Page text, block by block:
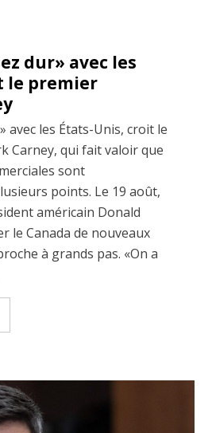
dur» avec les
le premier
avec les États-Unis, croit le
Carney, qui fait valoir que
sont
points. Le 19 août,
américain Donald
le Canada de nouveaux
à grands pas. «On a